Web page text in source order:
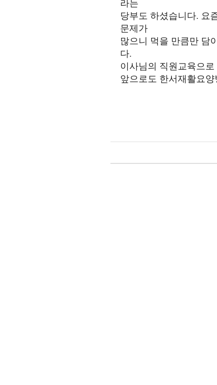
라는
당부도 하셨습니다. 요
문제가
많으니 먹을 만큼만 담
다.
이사님의 직원교육으
앞으로도 한서재활요